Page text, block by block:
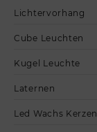
Lichtervorhang
Cube Leuchten
Kugel Leuchte
Laternen
Led Wachs Kerzen